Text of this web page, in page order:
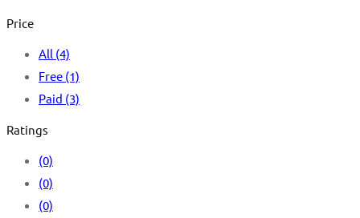
Price
All (4)
Free (1)
Paid (3)
Ratings
(0)
(0)
(0)